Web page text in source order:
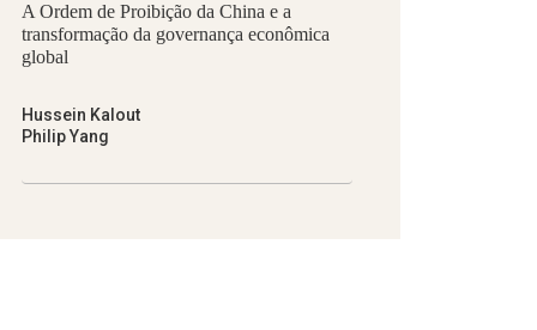
A Ordem de Proibição da China e a
transformação da governança econômica
global
Hussein Kalout
Philip Yang